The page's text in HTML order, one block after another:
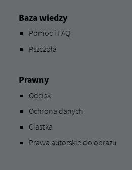
Baza wiedzy
Pomoc i FAQ
Pszczoła
Prawny
Odcisk
Ochrona danych
Ciastka
Prawa autorskie do obrazu